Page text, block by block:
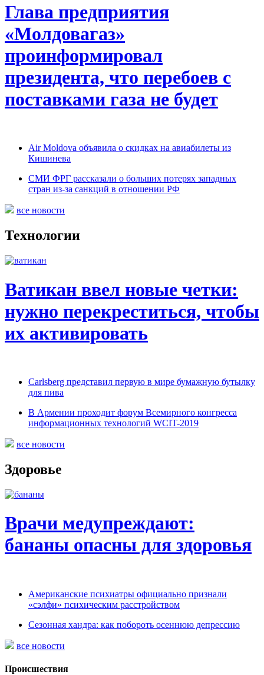
Глава предприятия
«Молдовагаз»
проинформировал
президента, что перебоев с
поставками газа не будет
Air Moldova объявила о скидках на авиабилеты из
Кишинева
СМИ ФРГ рассказали о больших потерях западных
стран из-за санкций в отношении РФ
все новости
Технологии
Ватикан ввел новые четки:
нужно перекреститься, чтобы
их активировать
Carlsberg представил первую в мире бумажную бутылку
для пива
В Армении проходит форум Всемирного конгресса
информационных технологий WCIT-2019
все новости
Здоровье
Врачи медупреждают:
бананы опасны для здоровья
Американские психиатры официально признали
«сэлфи» психическим расстройством
Сезонная хандра: как побороть осеннюю депрессию
все новости
Происшествия